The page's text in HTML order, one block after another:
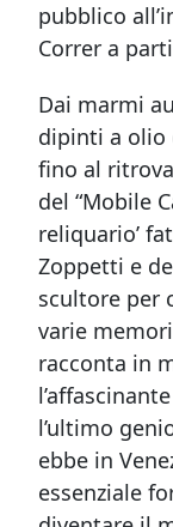
pubblico
Correr a
Dai marmi
dipinti a olio
fino al
del “Mobile
reliquario’
Zoppetti e
scultore per
varie
racconta in
l’ultimo
ebbe in
essenziale